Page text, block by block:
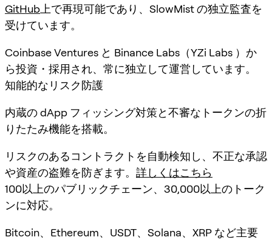
GitHub 上で再現可能であり、SlowMist の独立監査を
受けています。
Coinbase Ventures と Binance Labs（YZi Labs ）か
ら投資・採用され、常に独立して運営しています。
知能的なリスク防護
内蔵の dApp フィッシング対策と不審なトークンの折
りたたみ機能を搭載。
リスクのあるコントラクトを自動検知し、不正な承認
や資産の盗難を防ぎます。 詳しくはこちら
100以上のパブリックチェーン、30,000以上のトーク
ンに対応。
Bitcoin、Ethereum、USDT、Solana、XRP など主要